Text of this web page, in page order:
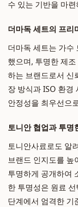
수 있는 기반을 마
더마독 세트의 프리
더마독 세트는 가수
했으며, 투명한 제
하는 브랜드로서 신
장 방식과 ISO 환경
안정성을 최우선으
토니안 협업과 투명
토니안사료로도 알
브랜드 인지도를 높
투명하게 공개하여
한 투명성은 원료
단계에서 엄격한 기